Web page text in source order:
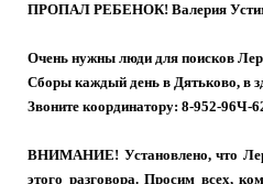
ПРОПАЛ РЕБЕНОК! Валерия
Очень нужны люди для поисков
Сборы каждый день в Дятьково, в
Звоните координатору: 8-952-96Ч-
ВНИМАНИЕ! Установлено, что
этого разговора. Просим всех,